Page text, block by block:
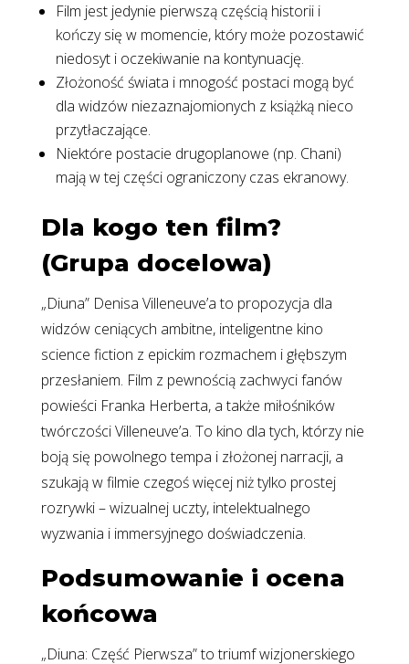
Film jest jedynie pierwszą częścią historii i
kończy się w momencie, który może pozostawić
niedosyt i oczekiwanie na kontynuację.
Złożoność świata i mnogość postaci mogą być
dla widzów niezaznajomionych z książką nieco
przytłaczające.
Niektóre postacie drugoplanowe (np. Chani)
mają w tej części ograniczony czas ekranowy.
Dla kogo ten film?
(Grupa docelowa)
„Diuna” Denisa Villeneuve’a to propozycja dla
widzów ceniących ambitne, inteligentne kino
science fiction z epickim rozmachem i głębszym
przesłaniem. Film z pewnością zachwyci fanów
powieści Franka Herberta, a także miłośników
twórczości Villeneuve’a. To kino dla tych, którzy nie
boją się powolnego tempa i złożonej narracji, a
szukają w filmie czegoś więcej niż tylko prostej
rozrywki – wizualnej uczty, intelektualnego
wyzwania i immersyjnego doświadczenia.
Podsumowanie i ocena
końcowa
„Diuna: Część Pierwsza” to triumf wizjonerskiego